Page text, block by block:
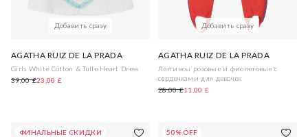
Добавить сразу
AGATHA RUIZ DE LA PRADA
Girls White Cotton & Tulle Heart Dress
39,00 £23,00 £
Добавить сразу
AGATHA RUIZ DE LA PRADA
Леггинсы розовые и фиолетовые с
сердечками для девочек
28,00 £11,00 £
ФИНАЛЬНЫЕ СКИДКИ
50% OFF